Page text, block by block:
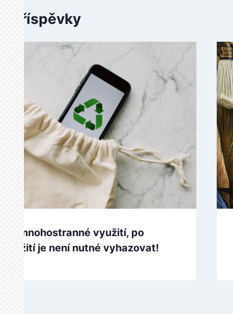
příspěvky
mnohostranné využití, po
je není nutné vyhazovat!